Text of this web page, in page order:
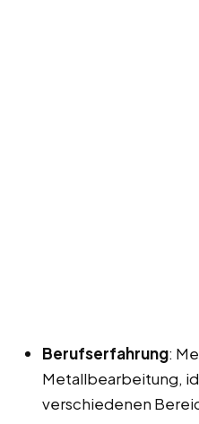
Berufserfahrung:
Metallbearbeitung,
verschiedenen